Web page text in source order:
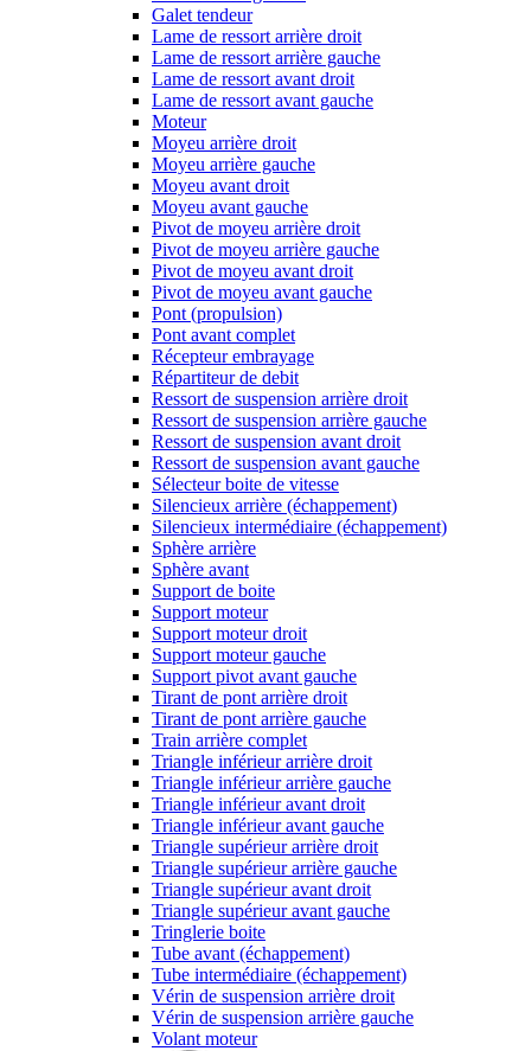
Galet tendeur
Lame de ressort arrière droit
Lame de ressort arrière gauche
Lame de ressort avant droit
Lame de ressort avant gauche
Moteur
Moyeu arrière droit
Moyeu arrière gauche
Moyeu avant droit
Moyeu avant gauche
Pivot de moyeu arrière droit
Pivot de moyeu arrière gauche
Pivot de moyeu avant droit
Pivot de moyeu avant gauche
Pont (propulsion)
Pont avant complet
Récepteur embrayage
Répartiteur de debit
Ressort de suspension arrière droit
Ressort de suspension arrière gauche
Ressort de suspension avant droit
Ressort de suspension avant gauche
Sélecteur boite de vitesse
Silencieux arrière (échappement)
Silencieux intermédiaire (échappement)
Sphère arrière
Sphère avant
Support de boite
Support moteur
Support moteur droit
Support moteur gauche
Support pivot avant gauche
Tirant de pont arrière droit
Tirant de pont arrière gauche
Train arrière complet
Triangle inférieur arrière droit
Triangle inférieur arrière gauche
Triangle inférieur avant droit
Triangle inférieur avant gauche
Triangle supérieur arrière droit
Triangle supérieur arrière gauche
Triangle supérieur avant droit
Triangle supérieur avant gauche
Tringlerie boite
Tube avant (échappement)
Tube intermédiaire (échappement)
Vérin de suspension arrière droit
Vérin de suspension arrière gauche
Volant moteur